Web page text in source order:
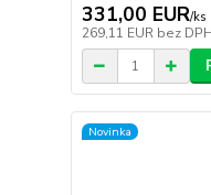
331,00 EUR/ks
269,11 EUR bez DPH
Novinka